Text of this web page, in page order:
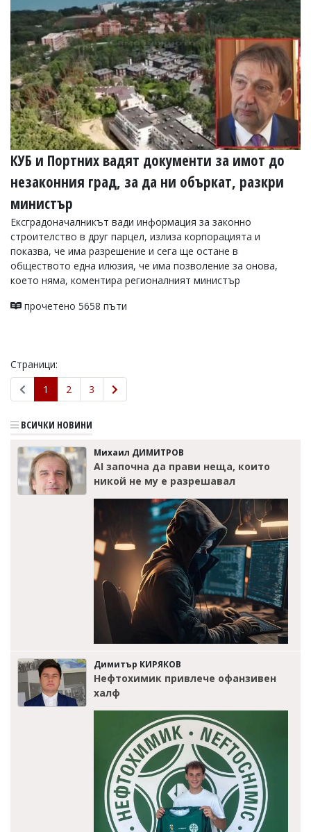
КУБ и Портних вадят документи за имот до
незаконния град, за да ни объркат, разкри
министър
Ексградоначалникът вади информация за законно
строителство в друг парцел, излиза корпорацията и
показва, че има разрешение и сега ще остане в
обществото една илюзия, че има позволение за онова,
което няма, коментира регионалният министър
прочетено 5658 пъти
Страници:
1
2 3
ВСИЧКИ НОВИНИ
Михаил ДИМИТРОВ
AI започна да прави неща, които
никой не му е разрешавал
Димитър КИРЯКОВ
Нефтохимик привлече офанзивен
халф